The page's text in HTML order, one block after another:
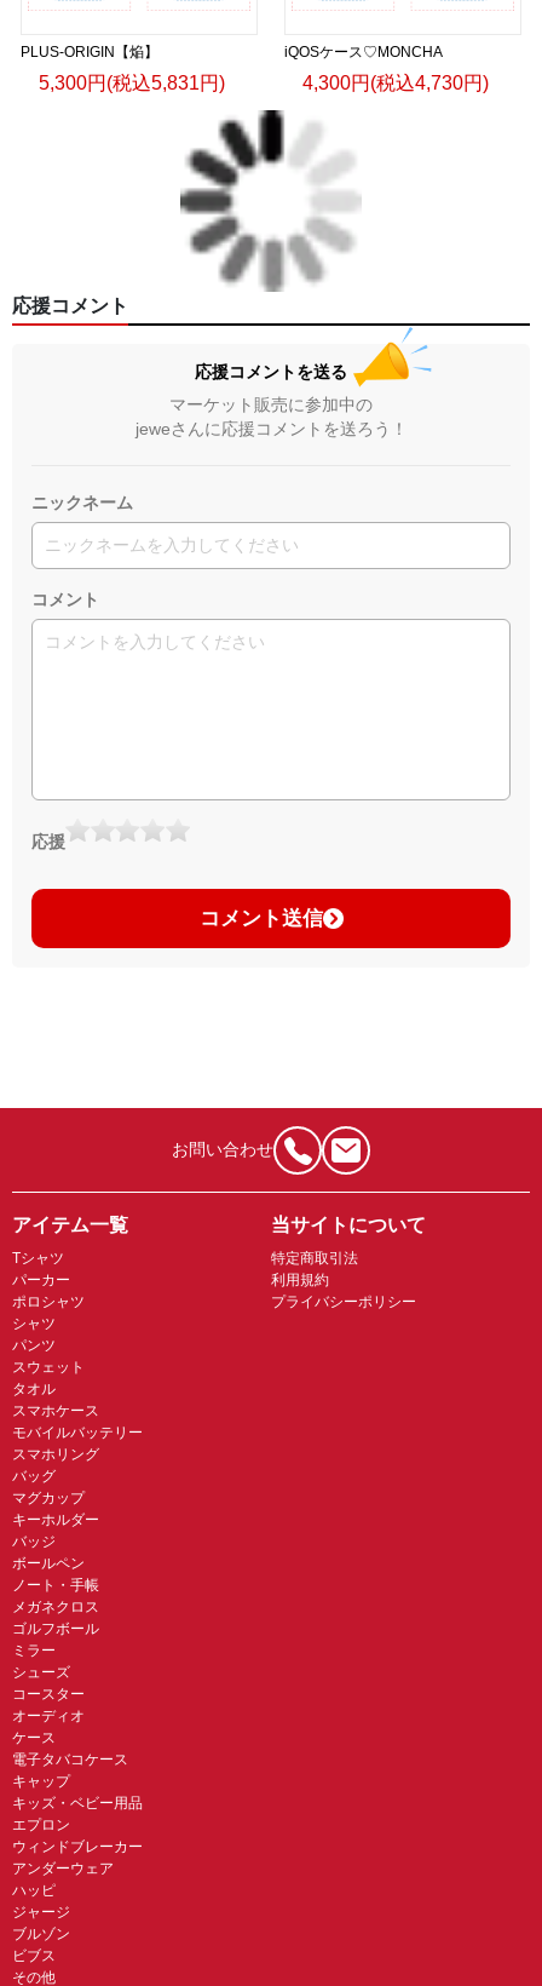
PLUS-ORIGIN【焔】
5,300円(税込5,831円)
iQOSケース♡MONCHA
4,300円(税込4,730円)
応援コメント
応援コメントを送る
マーケット販売に参加中の
jeweさんに応援コメントを送ろう！
ニックネーム
コメント
応援
コメント送信
お問い合わせ
アイテム一覧
Tシャツ
パーカー
ポロシャツ
シャツ
パンツ
スウェット
タオル
スマホケース
モバイルバッテリー
スマホリング
バッグ
マグカップ
キーホルダー
バッジ
ボールペン
ノート・手帳
メガネクロス
ゴルフボール
ミラー
シューズ
コースター
オーディオ
ケース
電子タバコケース
キャップ
キッズ・ベビー用品
エプロン
ウィンドブレーカー
アンダーウェア
ハッピ
ジャージ
ブルゾン
ビブス
その他
当サイトについて
特定商取引法
利用規約
プライバシーポリシー